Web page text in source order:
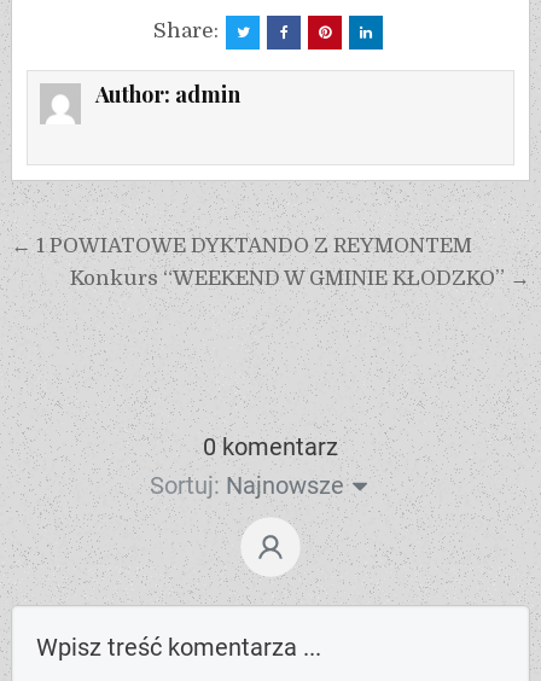
Share:
Author: admin
← 1 POWIATOWE DYKTANDO Z REYMONTEM
Konkurs “WEEKEND W GMINIE KŁODZKO” →
0 komentarz
Sortuj: Najnowsze